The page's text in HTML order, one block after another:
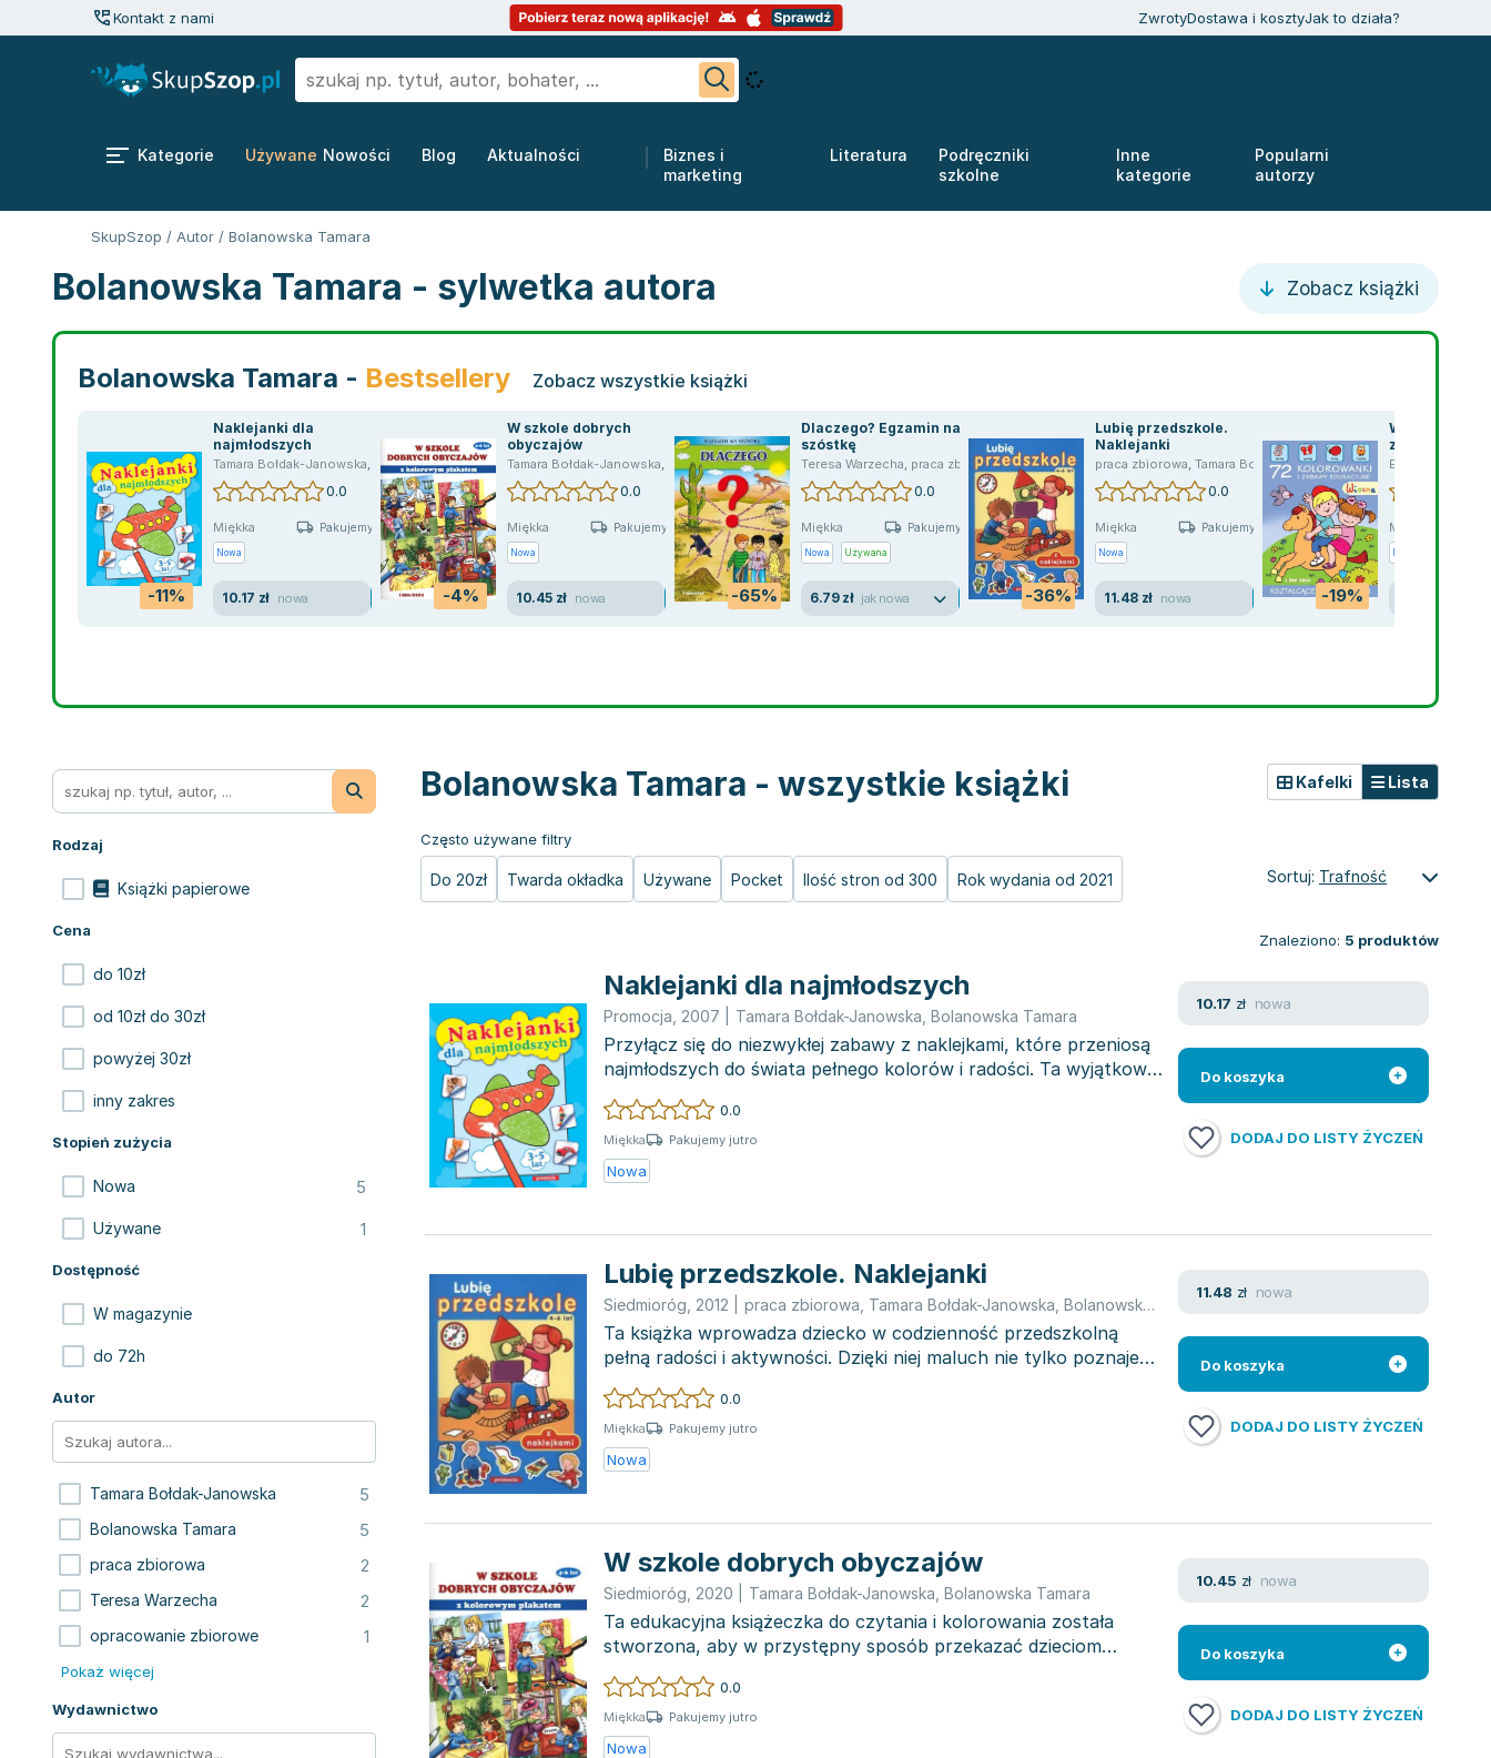
Kontakt z nami ZwrotyDostawa i kosztyJak to działa?
Kategorie Używane Nowości Blog Aktualności
Biznes i
marketing
Literatura
Podręczniki
szkolne
Inne
kategorie
Popularni
autorzy
SkupSzop / Autor / Bolanowska Tamara
Bolanowska Tamara - sylwetka autora Zobacz książki
Bolanowska Tamara - Bestsellery Zobacz wszystkie książki
-11%
Naklejanki dla
najmłodszych
Tamara Bołdak-Janowska, Bolanowska Tamara
0.0
Miękka Pakujemy jutro
Nowa
10.17 zł nowa -4%
W szkole dobrych
obyczajów
Tamara Bołdak-Janowska, Bolanowska Tamara
0.0
Miękka Pakujemy jutro
Nowa
10.45 zł nowa -65%
Dlaczego? Egzamin na
szóstkę
Teresa Warzecha, praca zbiorowa ,Tamra Bolanowska, Marcin Siankiewicz, Tamara Bołdak-Janowska
0.0
Miękka Pakujemy jutro
Nowa Używana
6.79 zł jak nowa -36%
Lubię przedszkole.
Naklejanki
praca zbiorowa, Tamara Bołdak-Janowska ,Bolanowska Tamara
0.0
Miękka Pakujemy jutro
Nowa
11.48 zł nowa -19%
Wiosna. 72
zabawy
Emil Pasierski
Miękka
Nowa
Rodzaj
Książki papierowe
Cena
do 10zł
od 10zł do 30zł
powyżej 30zł
inny zakres
Stopień zużycia
Nowa 5
Używane 1
Dostępność
W magazynie
do 72h
Autor
Tamara Bołdak-Janowska 5
Bolanowska Tamara 5
praca zbiorowa 2
Teresa Warzecha 2
opracowanie zbiorowe 1
Pokaż więcej
Wydawnictwo
Bolanowska Tamara - wszystkie książki
Często używane filtry
Do 20zł Twarda okładka Używane Pocket Ilość stron od 300 Rok wydania od 2021
Kafelki Lista
Sortuj: Trafność
Znaleziono: 5 produktów
Naklejanki dla najmłodszych
Promocja 2007 Tamara Bołdak-Janowska Bolanowska Tamara
Przyłącz się do niezwykłej zabawy z naklejkami, które przeniosą
najmłodszych do świata pełnego kolorów i radości. Ta wyjątkowa
ksi...
0.0
Miękka Pakujemy jutro
Nowa
10.17 zł nowa
Do koszyka
DODAJ DO LISTY ŻYCZEŃ
Lubię przedszkole. Naklejanki
Siedmioróg 2012 praca zbiorowa Tamara Bołdak-Janowska Bolanowska Tamara
Ta książka wprowadza dziecko w codzienność przedszkolną
pełną radości i aktywności. Dzięki niej maluch nie tylko poznaje
tajniki ż...
0.0
Miękka Pakujemy jutro
Nowa
11.48 zł nowa
Do koszyka
DODAJ DO LISTY ŻYCZEŃ
W szkole dobrych obyczajów
Siedmioróg 2020 Tamara Bołdak-Janowska Bolanowska Tamara
Ta edukacyjna książeczka do czytania i kolorowania została
stworzona, aby w przystępny sposób przekazać dzieciom
wzorce kulturalny...
0.0
Miękka Pakujemy jutro
Nowa
10.45 zł nowa
Do koszyka
DODAJ DO LISTY ŻYCZEŃ